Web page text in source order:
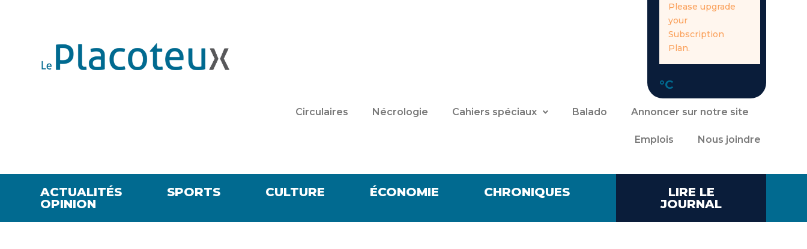
Please upgrade
your
Subscription
Plan.
°C
Circulaires Nécrologie Cahiers spéciaux Balado Annoncer sur notre site
Emplois Nous joindre
ACTUALITÉS SPORTS CULTURE ÉCONOMIE
CHRONIQUES
OPINION
LIRE LE
JOURNAL